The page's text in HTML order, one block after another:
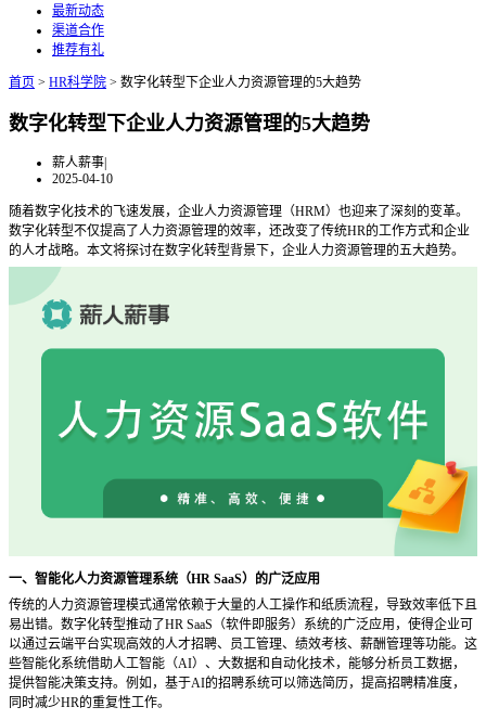
最新动态
渠道合作
推荐有礼
首页 > HR科学院 > 数字化转型下企业人力资源管理的5大趋势
数字化转型下企业人力资源管理的5大趋势
薪人薪事|
2025-04-10
随着数字化技术的飞速发展，企业人力资源管理（HRM）也迎来了深刻的变革。
数字化转型不仅提高了人力资源管理的效率，还改变了传统HR的工作方式和企业
的人才战略。本文将探讨在数字化转型背景下，企业人力资源管理的五大趋势。
一、智能化人力资源管理系统（HR SaaS）的广泛应用
传统的人力资源管理模式通常依赖于大量的人工操作和纸质流程，导致效率低下且
易出错。数字化转型推动了HR SaaS（软件即服务）系统的广泛应用，使得企业可
以通过云端平台实现高效的人才招聘、员工管理、绩效考核、薪酬管理等功能。这
些智能化系统借助人工智能（AI）、大数据和自动化技术，能够分析员工数据，
提供智能决策支持。例如，基于AI的招聘系统可以筛选简历，提高招聘精准度，
同时减少HR的重复性工作。